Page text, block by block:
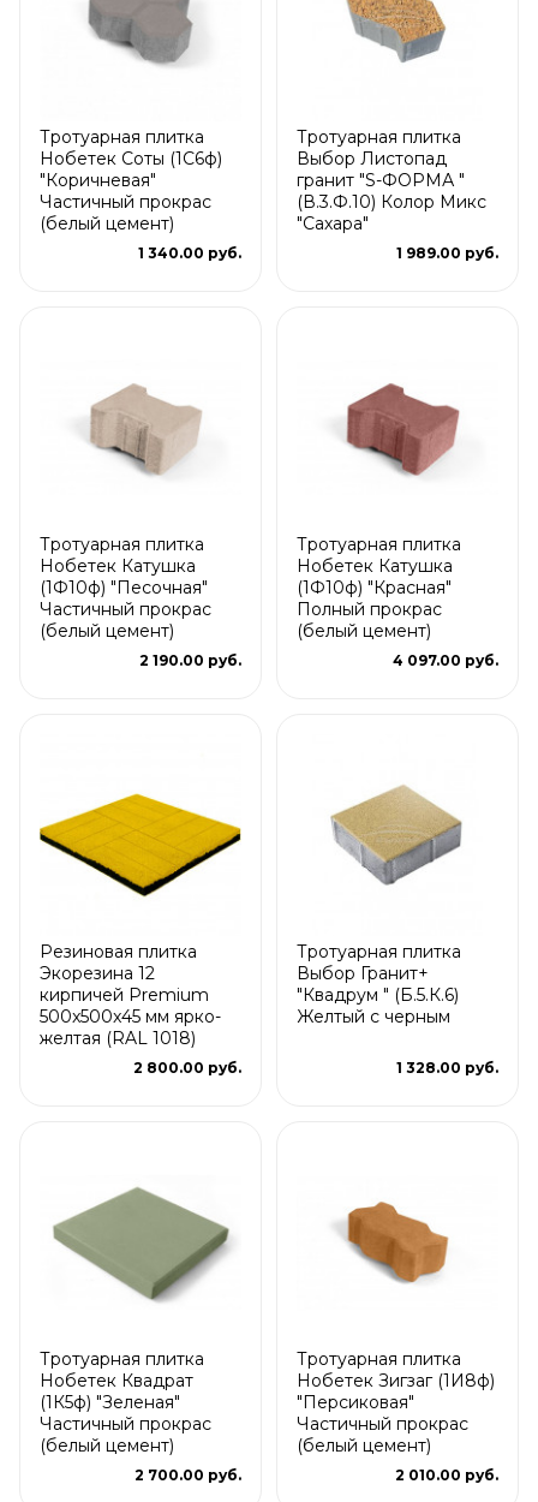
Тротуарная плитка
Нобетек Соты (1С6ф)
"Коричневая"
Частичный прокрас
(белый цемент)
1 340.00 руб.
Тротуарная плитка
Выбор Листопад
гранит "S-ФОРМА "
(В.3.Ф.10) Колор Микс
"Сахара"
1 989.00 руб.
Тротуарная плитка
Нобетек Катушка
(1Ф10ф) "Песочная"
Частичный прокрас
(белый цемент)
2 190.00 руб.
Тротуарная плитка
Нобетек Катушка
(1Ф10ф) "Красная"
Полный прокрас
(белый цемент)
4 097.00 руб.
Резиновая плитка
Экорезина 12
кирпичей Premium
500x500x45 мм ярко-
желтая (RAL 1018)
2 800.00 руб.
Тротуарная плитка
Выбор Гранит+
"Квадрум " (Б.5.К.6)
Желтый с черным
1 328.00 руб.
Тротуарная плитка
Нобетек Квадрат
(1К5ф) "Зеленая"
Частичный прокрас
(белый цемент)
2 700.00 руб.
Тротуарная плитка
Нобетек Зигзаг (1И8ф)
"Персиковая"
Частичный прокрас
(белый цемент)
2 010.00 руб.